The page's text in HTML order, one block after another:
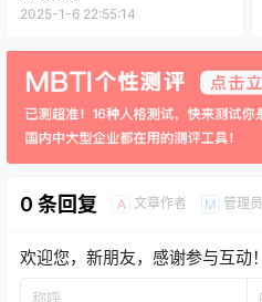
2025-1-6 22:55:14
0 条回复 A 文章作者 M 管理员
欢迎您，新朋友，感谢参与互动！